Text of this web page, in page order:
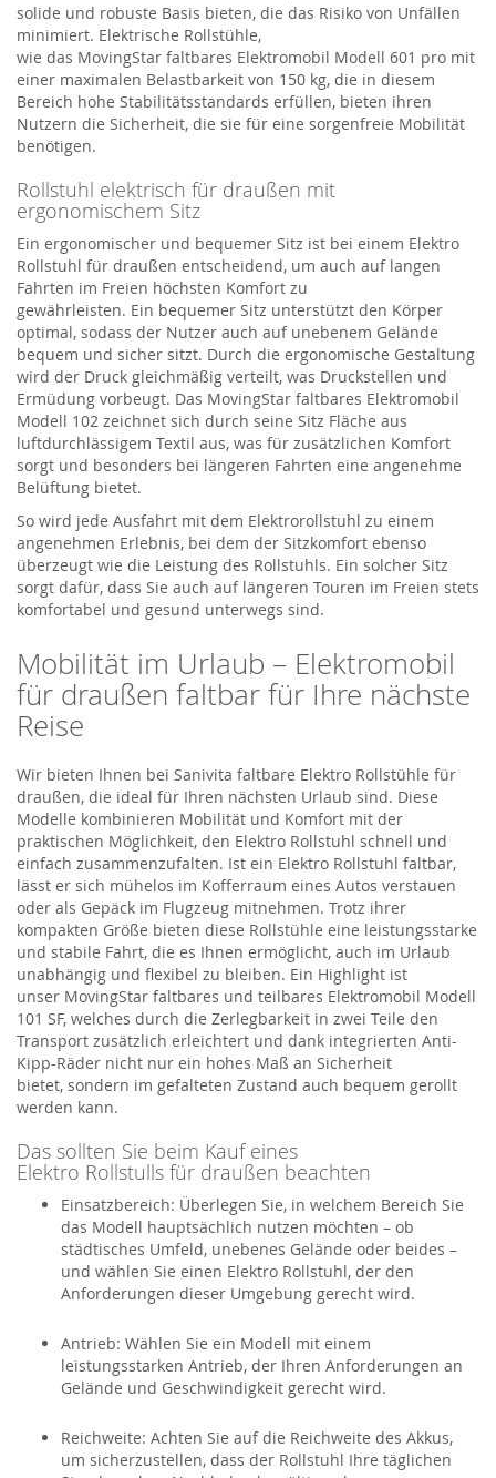
solide und robuste Basis bieten, die das Risiko von Unfällen
minimiert. Elektrische Rollstühle,
wie das MovingStar faltbares Elektromobil Modell 601 pro mit
einer maximalen Belastbarkeit von 150 kg, die in diesem
Bereich hohe Stabilitätsstandards erfüllen, bieten ihren
Nutzern die Sicherheit, die sie für eine sorgenfreie Mobilität
benötigen.
Rollstuhl elektrisch für draußen mit
ergonomischem Sitz
Ein ergonomischer und bequemer Sitz ist bei einem Elektro
Rollstuhl für draußen entscheidend, um auch auf langen
Fahrten im Freien höchsten Komfort zu
gewährleisten. Ein bequemer Sitz unterstützt den Körper
optimal, sodass der Nutzer auch auf unebenem Gelände
bequem und sicher sitzt. Durch die ergonomische Gestaltung
wird der Druck gleichmäßig verteilt, was Druckstellen und
Ermüdung vorbeugt. Das MovingStar faltbares Elektromobil
Modell 102 zeichnet sich durch seine Sitz Fläche aus
luftdurchlässigem Textil aus, was für zusätzlichen Komfort
sorgt und besonders bei längeren Fahrten eine angenehme
Belüftung bietet.
So wird jede Ausfahrt mit dem Elektrorollstuhl zu einem
angenehmen Erlebnis, bei dem der Sitzkomfort ebenso
überzeugt wie die Leistung des Rollstuhls. Ein solcher Sitz
sorgt dafür, dass Sie auch auf längeren Touren im Freien stets
komfortabel und gesund unterwegs sind.
Mobilität im Urlaub – Elektromobil
für draußen faltbar für Ihre nächste
Reise
Wir bieten Ihnen bei Sanivita faltbare Elektro Rollstühle für
draußen, die ideal für Ihren nächsten Urlaub sind. Diese
Modelle kombinieren Mobilität und Komfort mit der
praktischen Möglichkeit, den Elektro Rollstuhl schnell und
einfach zusammenzufalten. Ist ein Elektro Rollstuhl faltbar,
lässt er sich mühelos im Kofferraum eines Autos verstauen
oder als Gepäck im Flugzeug mitnehmen. Trotz ihrer
kompakten Größe bieten diese Rollstühle eine leistungsstarke
und stabile Fahrt, die es Ihnen ermöglicht, auch im Urlaub
unabhängig und flexibel zu bleiben. Ein Highlight ist
unser MovingStar faltbares und teilbares Elektromobil Modell
101 SF, welches durch die Zerlegbarkeit in zwei Teile den
Transport zusätzlich erleichtert und dank integrierten Anti-
Kipp-Räder nicht nur ein hohes Maß an Sicherheit
bietet, sondern im gefalteten Zustand auch bequem gerollt
werden kann.
Das sollten Sie beim Kauf eines
Elektro Rollstulls für draußen beachten
Einsatzbereich: Überlegen Sie, in welchem Bereich Sie
das Modell hauptsächlich nutzen möchten – ob
städtisches Umfeld, unebenes Gelände oder beides –
und wählen Sie einen Elektro Rollstuhl, der den
Anforderungen dieser Umgebung gerecht wird.
Antrieb: Wählen Sie ein Modell mit einem
leistungsstarken Antrieb, der Ihren Anforderungen an
Gelände und Geschwindigkeit gerecht wird.
Reichweite: Achten Sie auf die Reichweite des Akkus,
um sicherzustellen, dass der Rollstuhl Ihre täglichen